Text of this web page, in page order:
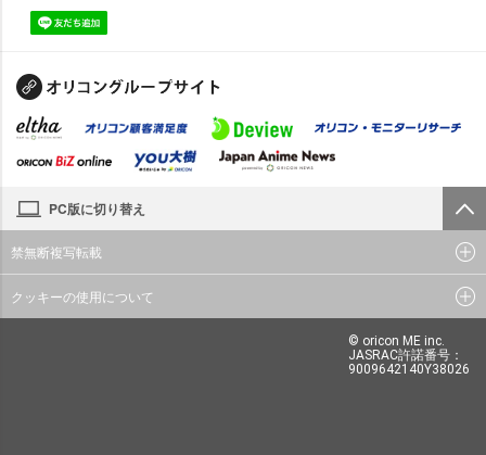
PC版に切り替え
禁無断複写転載
クッキーの使用について
© oricon ME inc.
JASRAC許諾番号：
9009642140Y38026